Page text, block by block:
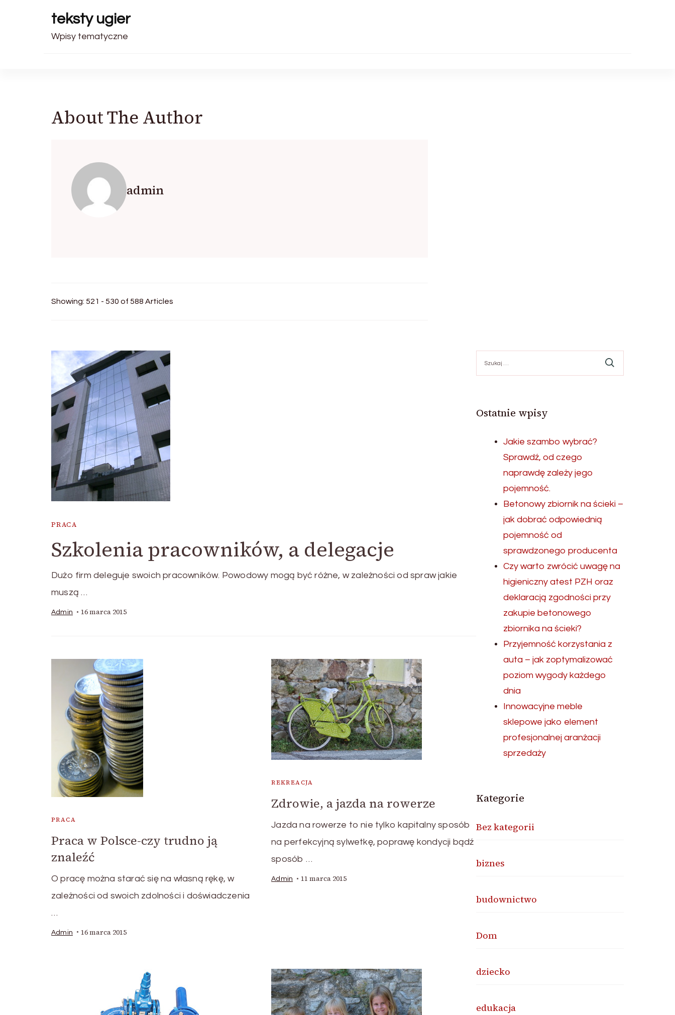
teksty ugier
Wpisy tematyczne
About The Author
admin
Showing: 521 - 530 of 588 Articles
PRACA
Szkolenia pracowników, a delegacje
Dużo firm deleguje swoich pracowników. Powodowy mogą być różne, w zależności od spraw jakie
muszą …
Admin 16 marca 2015
PRACA
Praca w Polsce-czy trudno ją
znaleźć
O pracę można starać się na własną rękę, w
zależności od swoich zdolności i doświadczenia
…
Admin 16 marca 2015
REKREACJA
Zdrowie, a jazda na rowerze
Jazda na rowerze to nie tylko kapitalny sposób
na perfekcyjną sylwetkę, poprawę kondycji bądź
sposób …
Admin 11 marca 2015
Ostatnie wpisy
Jakie szambo wybrać?
Sprawdź, od czego
naprawdę zależy jego
pojemność.
Betonowy zbiornik na ścieki –
jak dobrać odpowiednią
pojemność od
sprawdzonego producenta
Czy warto zwrócić uwagę na
higieniczny atest PZH oraz
deklaracją zgodności przy
zakupie betonowego
zbiornika na ścieki?
Przyjemność korzystania z
auta – jak zoptymalizować
poziom wygody każdego
dnia
Innowacyjne meble
sklepowe jako element
profesjonalnej aranżacji
sprzedaży
Kategorie
Bez kategorii
biznes
budownictwo
Dom
dziecko
edukacja